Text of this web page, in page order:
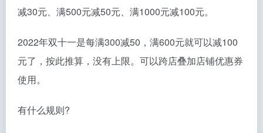
减30元、满500元减50元、满1000元减100元。
2022年双十一是每满300减50，满600元就可以减100
元了，按此推算，没有上限。可以跨店叠加店铺优惠券
使用。
有什么规则?